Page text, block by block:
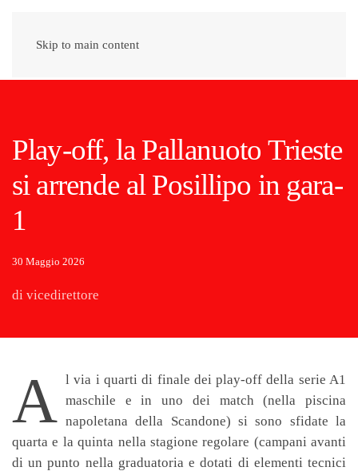
Skip to main content
Play-off, la Pallanuoto Trieste
si arrende al Posillipo in gara-
1
30 Maggio 2026
di vicedirettore
A l via i quarti di finale dei play-off della serie A1
maschile e in uno dei match (nella piscina
napoletana della Scandone) si sono sfidate la
quarta e la quinta nella stagione regolare (campani avanti
di un punto nella graduatoria e dotati di elementi tecnici